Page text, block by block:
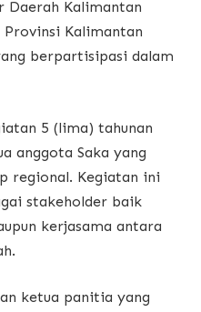
Daerah Kalimantan
Provinsi Kalimantan
berpartisipasi dalam
5 (lima) tahunan
anggota Saka yang
regional. Kegiatan ini
stakeholder baik
kerjasama antara
ketua panitia yang